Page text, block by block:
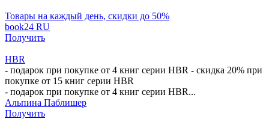
Товары на каждый день, скидки до 50%
book24 RU
Получить
HBR
- подарок при покупке от 4 книг серии HBR - скидка 20% при
покупке от 15 книг серии HBR
- подарок при покупке от 4 книг серии HBR...
Альпина Паблишер
Получить